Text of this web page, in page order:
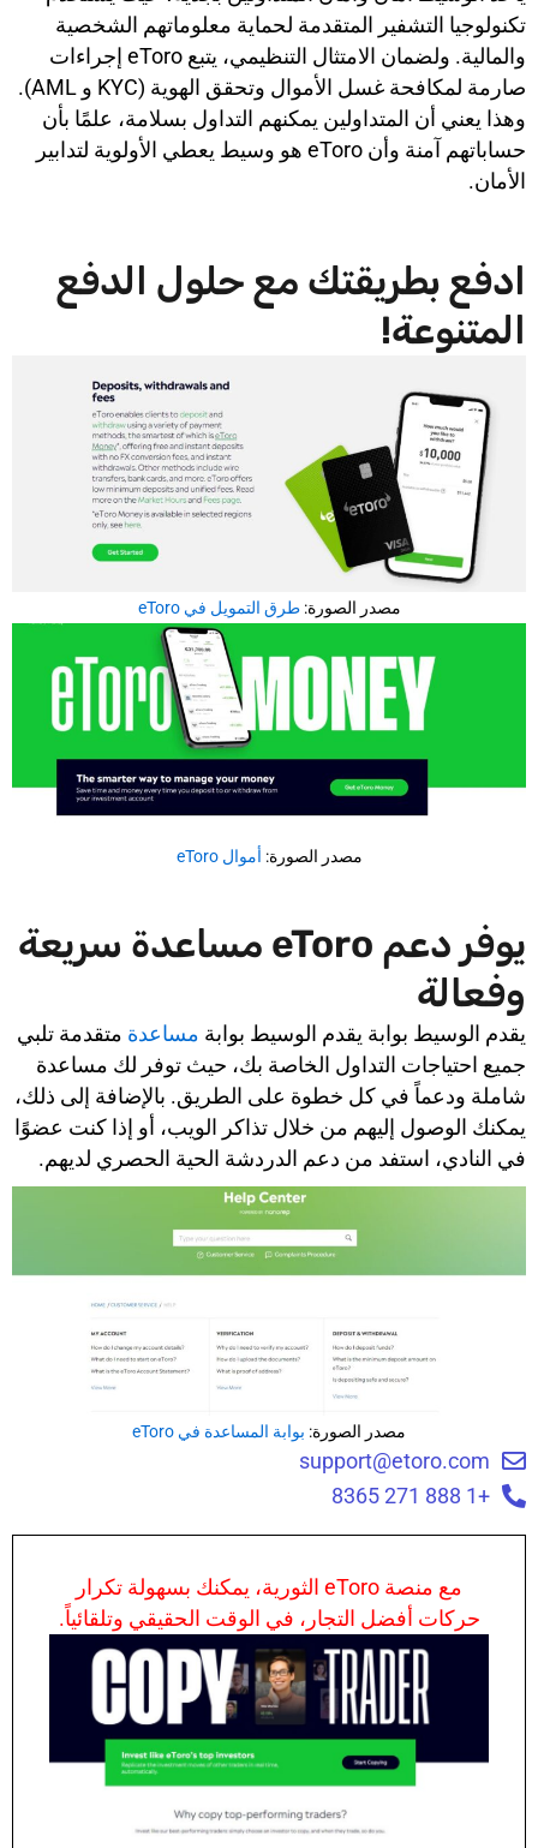
تكنولوجيا التشفير المتقدمة لحماية معلوماتهم الشخصية
والمالية. ولضمان الامتثال التنظيمي، يتبع eToro إجراءات
صارمة لمكافحة غسل الأموال وتحقق الهوية (KYC و AML).
وهذا يعني أن المتداولين يمكنهم التداول بسلامة، علمًا بأن
حساباتهم آمنة وأن eToro هو وسيط يعطي الأولوية لتدابير
الأمان.
ادفع بطريقتك مع حلول الدفع
المتنوعة!
مصدر الصورة:طرق التمويل في eToro
مصدر الصورة: أموال eToro
يوفر دعم eToro مساعدة سريعة
وفعالة
يقدم الوسيط بوابة يقدم الوسيط بوابة مساعدة متقدمة تلبي
جميع احتياجات التداول الخاصة بك، حيث توفر لك مساعدة
شاملة ودعماً في كل خطوة على الطريق. بالإضافة إلى ذلك،
يمكنك الوصول إليهم من خلال تذاكر الويب، أو إذا كنت عضوًا
في النادي، استفد من دعم الدردشة الحية الحصري لديهم.
مصدر الصورة: بوابة المساعدة في eToro
support@etoro.com
+1 888 271 8365
مع منصة eToro الثورية، يمكنك بسهولة تكرار
حركات أفضل التجار، في الوقت الحقيقي وتلقائياً.